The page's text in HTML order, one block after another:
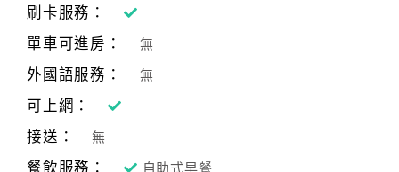
理
會
員
戶
刷卡服務：
單車可進房：
無
外國語服務： 無
可上網：
接送：
無
餐飲服務： 自助式早餐